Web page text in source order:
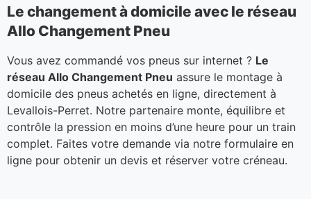
Le changement à domicile avec le réseau
Allo Changement Pneu
Vous avez commandé vos pneus sur internet ? Le
réseau Allo Changement Pneu assure le montage à
domicile des pneus achetés en ligne, directement à
Levallois-Perret. Notre partenaire monte, équilibre et
contrôle la pression en moins d’une heure pour un train
complet. Faites votre demande via notre formulaire en
ligne pour obtenir un devis et réserver votre créneau.